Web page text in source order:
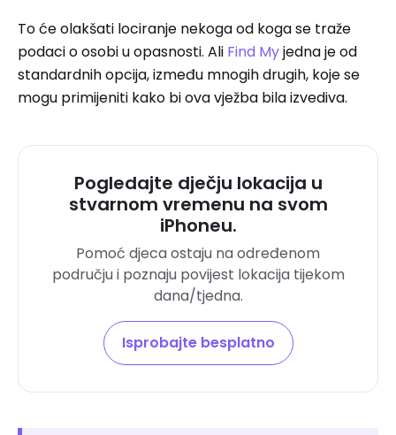
To će olakšati lociranje nekoga od koga se traže
podaci o osobi u opasnosti. Ali Find Myjedna je od
standardnih opcija, između mnogih drugih, koje se
mogu primijeniti kako bi ova vježba bila izvediva.
Pogledajte dječju lokacija u
stvarnom vremenu na svom
iPhoneu.
Pomoć djeca ostaju na određenom
području i poznaju povijest lokacija tijekom
dana/tjedna.
Isprobajte besplatno